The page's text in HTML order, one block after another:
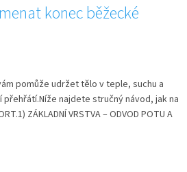
konec běžecké
pomůže udržet tělo v teple, suchu a
najdete stručný návod, jak na
ZÁKLADNÍ VRSTVA – ODVOD POTU A